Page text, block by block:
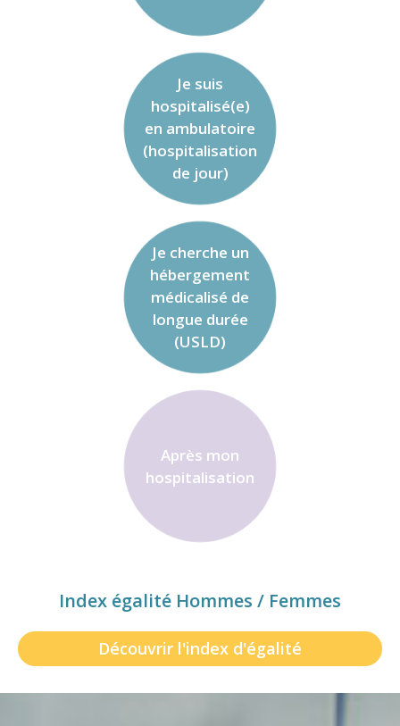
Je suis
hospitalisé(e)
en ambulatoire
(hospitalisation
de jour)
Je cherche un
hébergement
médicalisé de
longue durée
(USLD)
Après mon
hospitalisation
Index égalité Hommes / Femmes
Découvrir l'index d'égalité